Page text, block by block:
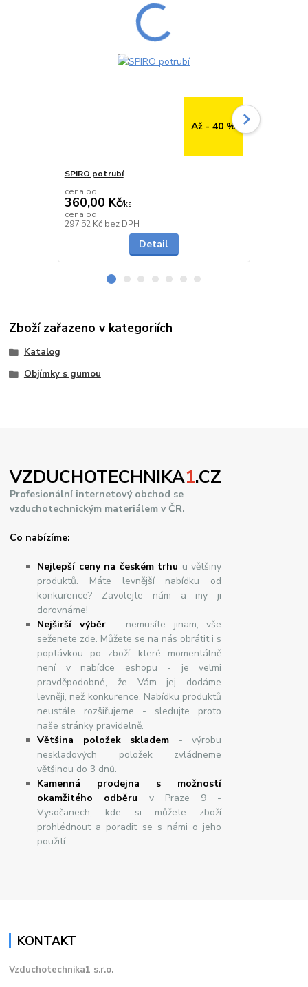
Až - 40 %
SPIRO potrubí
cena od
360,00 Kč/ks
cena od
297,52 Kč bez DPH
Detail
Zboží zařazeno v kategoriích
Katalog
Objímky s gumou
VZDUCHOTECHNIKA1.CZ
Profesionální internetový obchod se
vzduchotechnickým materiálem v ČR.
Co nabízíme:
Nejlepší ceny na českém trhu u většiny
produktů. Máte levnější nabídku od
konkurence? Zavolejte nám a my ji
dorovnáme!
Nejširšívýběr- nemusíte jinam, vše
seženete zde. Můžete se na nás obrátit i s
poptávkou po zboží, které momentálně
není v nabídce eshopu - je velmi
pravděpodobné, že Vám jej dodáme
levněji, než konkurence. Nabídku produktů
neustále rozšiřujeme - sledujte proto
naše stránky pravidelně.
Většina položek skladem - výrobu
neskladových položek zvládneme
většinou do 3 dnů.
Kamenná prodejna s možností
okamžitého odběru v Praze 9 -
Vysočanech, kde si můžete zboží
prohlédnout a poradit se s námi o jeho
použití.
KONTAKT
Vzduchotechnika1 s.r.o.